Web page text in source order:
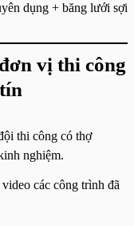
dụng + băng lưới sợi
vị thi công
thi công có thợ
nghiệm.
các công trình đã